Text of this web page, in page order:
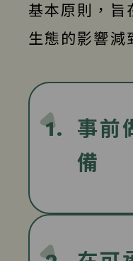
基本原則，旨
生態的影響減
1.
事前
備